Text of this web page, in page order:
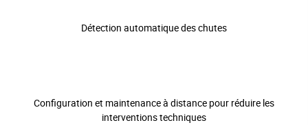
Détection automatique des chutes
Configuration et maintenance à distance pour réduire les
interventions techniques